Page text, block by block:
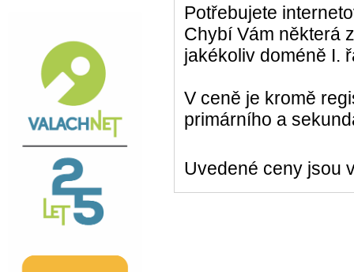
Potřebujete
Chybí Vám některá
jakékoliv doméně I.
V ceně je kromě
primárního a
Uvedené ceny jsou